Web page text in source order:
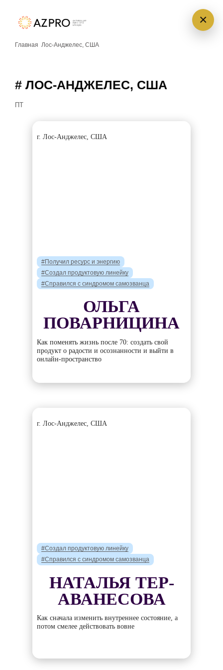
Главная Лос-Анджелес, США
# ЛОС-АНДЖЕЛЕС, США
ПТ
г. Лос-Анджелес, США
#Получил ресурс и энергию
#Создал продуктовую линейку
#Справился с синдромом самозванца
ОЛЬГА
ПОВАРНИЦИНА
Как поменять жизнь после 70: создать свой
продукт о радости и осознанности и выйти в
онлайн-пространство
г. Лос-Анджелес, США
#Создал продуктовую линейку
#Справился с синдромом самозванца
НАТАЛЬЯ ТЕР-
АВАНЕСОВА
Как сначала изменить внутреннее состояние, а
потом смелее действовать вовне
×